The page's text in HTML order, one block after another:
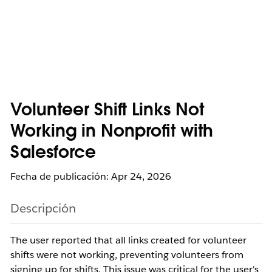
Volunteer Shift Links Not
Working in Nonprofit with
Salesforce
Fecha de publicación: Apr 24, 2026
Descripción
The user reported that all links created for volunteer
shifts were not working, preventing volunteers from
signing up for shifts. This issue was critical for the user's